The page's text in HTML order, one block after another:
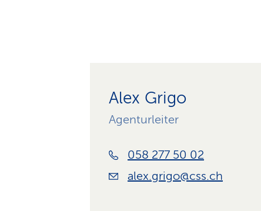
Alex Grigo
Agenturleiter
058 277 50 02
alex.grigo@css.ch